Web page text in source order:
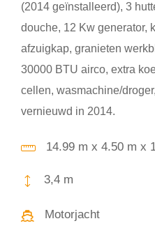
(2014 geïnstalleerd), 3
douche, 12 Kw generator,
afzuigkap, granieten
30000 BTU airco, extra
cellen, wasmachine/
vernieuwd in 2014.
14.99 m x 4.50 m x
3,4 m
Motorjacht